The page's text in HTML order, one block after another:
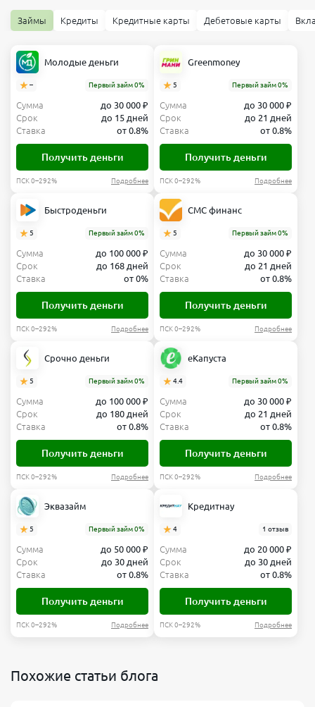
Займы Кредиты Кредитные карты Дебетовые карты
Молодые деньги
– Первый займ 0%
Сумма
до 30 000 ₽
Срок
до 15 дней
Ставка
от 0.8%
Получить деньги
ПСК 0–292% Подробнее
Greenmoney
5 Первый займ 0%
Сумма
до 30 000 ₽
Срок
до 21 дней
Ставка
от 0.8%
Получить деньги
ПСК 0–292% Подробнее
Быстроденьги
5 Первый займ 0%
Сумма
до 100 000 ₽
Срок
до 168 дней
Ставка
от 0%
Получить деньги
ПСК 0–292% Подробнее
СМС финанс
5 Первый займ 0%
Сумма
до 30 000 ₽
Срок
до 21 дней
Ставка
от 0.8%
Получить деньги
ПСК 0–292% Подробнее
Срочно деньги
5 Первый займ 0%
Сумма
до 100 000 ₽
Срок
до 180 дней
Ставка
от 0.8%
Получить деньги
ПСК 0–292% Подробнее
еКапуста
4.4 Первый займ 0%
Сумма
до 30 000 ₽
Срок
до 21 дней
Ставка
от 0.8%
Получить деньги
ПСК 0–292% Подробнее
Эквазайм
5 Первый займ 0%
Сумма
до 50 000 ₽
Срок
до 30 дней
Ставка
от 0.8%
Получить деньги
ПСК 0–292% Подробнее
Кредитнау
4 1 отзыв
Сумма
до 20 000 ₽
Срок
до 30 дней
Ставка
от 0.8%
Получить деньги
ПСК 0–292% Подробнее
Похожие статьи блога